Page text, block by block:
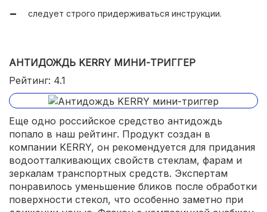
следует строго придерживаться инструкции.
АНТИДОЖДЬ KERRY МИНИ-ТРИГГЕР
Рейтинг: 4.1
Еще одно российское средство антидождь
попало в наш рейтинг. Продукт создан в
компании KERRY, он рекомендуется для придания
водоотталкивающих свойств стеклам, фарам и
зеркалам транспортных средств. Экспертам
понравилось уменьшение бликов после обработки
поверхности стекол, что особенно заметно при